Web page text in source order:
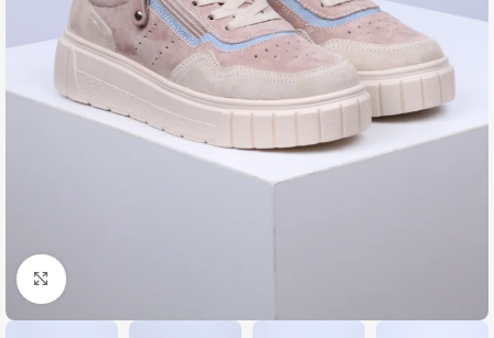
Zumiraj sliku